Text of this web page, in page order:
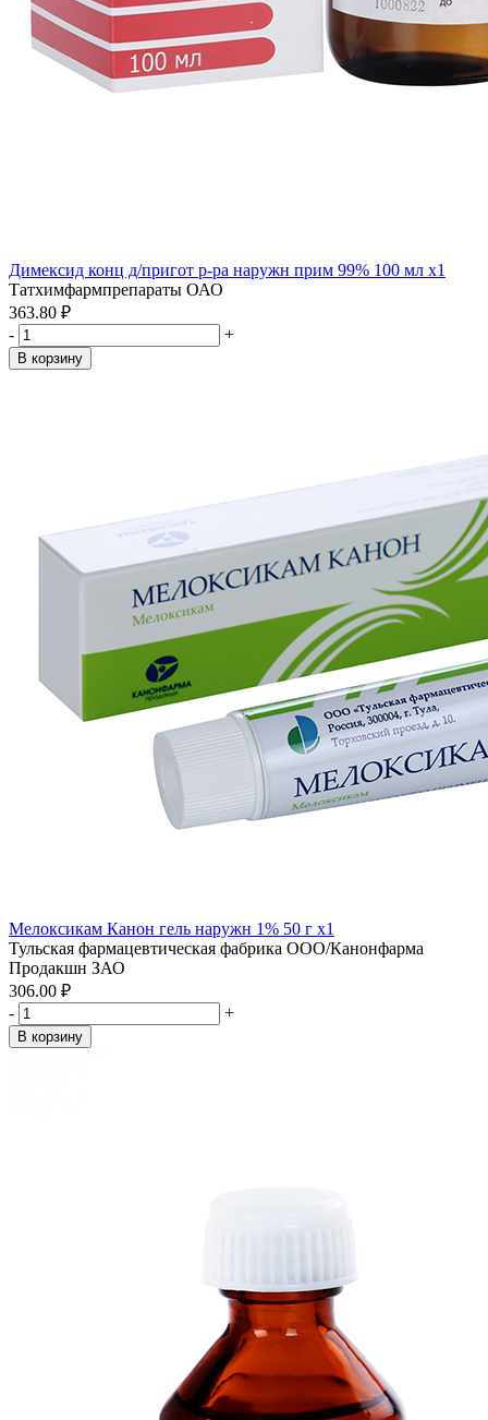
Димексид конц д/пригот р-ра наружн прим 99% 100 мл x1
Татхимфармпрепараты ОАО
363.80 ₽
-
+
В корзину
Мелоксикам Канон гель наружн 1% 50 г x1
Тульская фармацевтическая фабрика ООО/Канонфарма
Продакшн ЗАО
306.00 ₽
-
+
В корзину